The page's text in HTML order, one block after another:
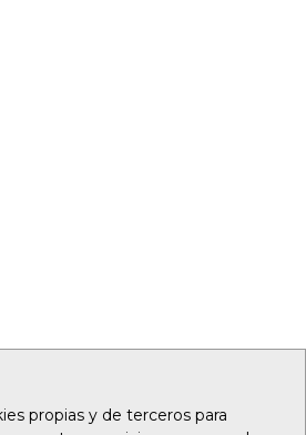
propias y de terceros para